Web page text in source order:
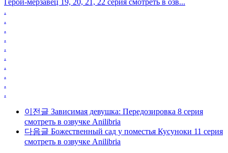
.
.
.
.
.
.
.
.
.
.
이전글 Зависимая девушка: Передозировка 8 серия
смотреть в озвучке Anilibria
다음글 Божественный сад у поместья Кусуноки 11 серия
смотреть в озвучке Anilibria